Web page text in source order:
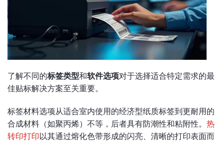
了解不同的标签类型和软件选项对于选择适合特定需求的最
佳贴标解决方案至关重要。
标签材料选项从适合室内使用的经济型纸质标签到更耐用的
合成材料（如聚丙烯）不等，后者具有防潮性和粘附性。 热
转印打印 以其通过熔化色带形成的闪亮、清晰的打印表面而